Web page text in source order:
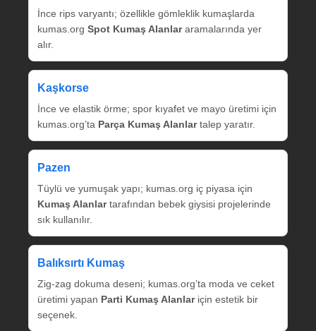
İnce rips varyantı; özellikle gömleklik kumaşlarda
kumas.org Spot Kumaş Alanlararamalarında yer
alır.
Kaşkorse
İnce ve elastik örme; spor kıyafet ve mayo üretimi için
kumas.org’ta Parça Kumaş Alanlartalep yaratır.
Pazen
Tüylü ve yumuşak yapı; kumas.org iç piyasa için
Kumaş Alanlartarafından bebek giysisi projelerinde
sık kullanılır.
Balıksırtı Kumaş
Zig‑zag dokuma deseni; kumas.org’ta moda ve ceket
üretimi yapan Parti Kumaş Alanlariçin estetik bir
seçenek.